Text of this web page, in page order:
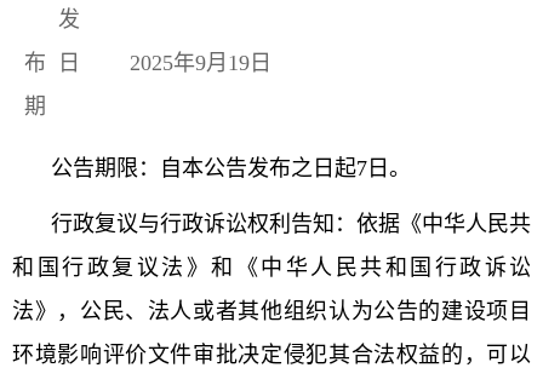
发
布日
期
2025年9月 19 日
公告期限：自本公告发布之日起7日。
行政复议与行政诉讼权利告知：依据《中华人民共
和国行政复议法》和《中华人民共和国行政诉讼
法》，公民、法人或者其他组织认为公告的建设项目
环境影响评价文件审批决定侵犯其合法权益的，可以